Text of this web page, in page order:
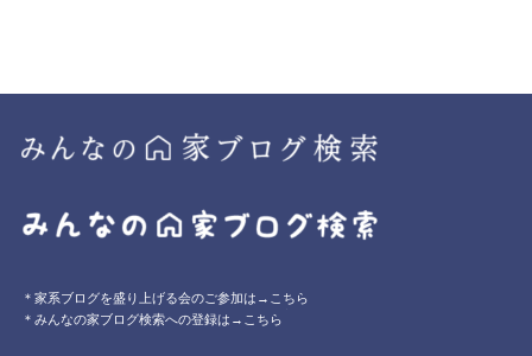
＊家系ブログを盛り上げる会のご参加は→こちら
＊みんなの家ブログ検索への登録は→こちら